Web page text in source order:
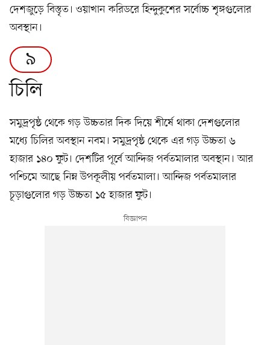
দেশজুড়ে বিস্তৃত। ওয়াখান করিডরে হিন্দুকুশের সর্বোচ্চ শৃঙ্গগুলোর
অবস্থান।
৯
চিলি
সমুদ্রপৃষ্ঠ থেকে গড় উচ্চতার দিক দিয়ে শীর্ষে থাকা দেশগুলোর
মধ্যে চিলির অবস্থান নবম। সমুদ্রপৃষ্ঠ থেকে এর গড় উচ্চতা ৬
হাজার ১৪০ ফুট। দেশটির পূর্বে আন্দিজ পর্বতমালার অবস্থান। আর
পশ্চিমে আছে নিম্ন উপকূলীয় পর্বতমালা। আন্দিজ পর্বতমালার
চূড়াগুলোর গড় উচ্চতা ১৫ হাজার ফুট।